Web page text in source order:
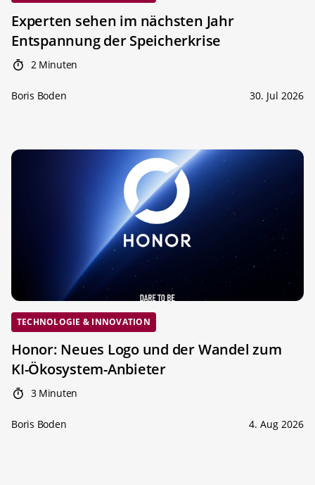
Experten sehen im nächsten Jahr
Entspannung der Speicherkrise
2 Minuten
Boris Boden 30. Jul 2026
TECHNOLOGIE & INNOVATION
Honor: Neues Logo und der Wandel zum
KI-Ökosystem-Anbieter
3 Minuten
Boris Boden 4. Aug 2026